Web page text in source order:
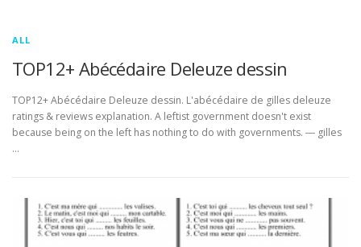
ALL
TOP12+ Abécédaire Deleuze dessin
TOP12+ Abécédaire Deleuze dessin. L'abécédaire de gilles deleuze
ratings & reviews explanation. A leftist government doesn't exist
because being on the left has nothing to do with governments. ― gilles
…